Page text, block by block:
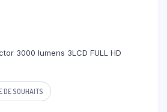
3000 lumens 3LCD FULL HD
DE SOUHAITS